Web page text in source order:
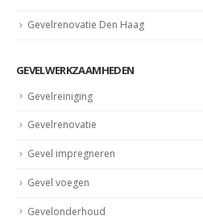
Gevelrenovatie Den Haag
GEVELWERKZAAMHEDEN
Gevelreiniging
Gevelrenovatie
Gevel impregneren
Gevel voegen
Gevelonderhoud